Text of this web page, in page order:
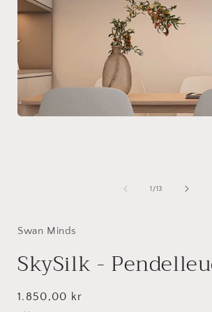
1 /von
13
Swan Minds
SkySilk -
Normaler
1.850,00 kr